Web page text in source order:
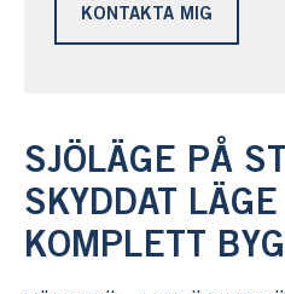
SJÖLÄGE PÅ
SKYDDAT LÄGE
KOMPLETT
KONTAKTA MIG